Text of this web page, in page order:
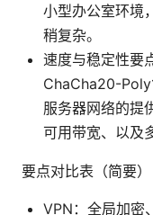
小型办公室环境
稍复杂。
速度与稳定性要
ChaCha20-
服务器网络的提
可用带宽、以及
要点对比表（简要）
VPN：全局加密